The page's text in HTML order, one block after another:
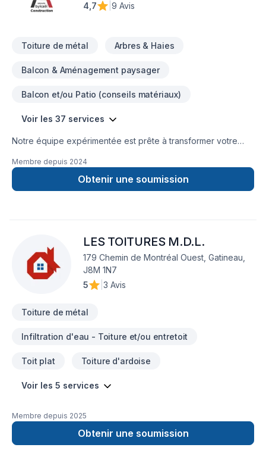
4,7
9 Avis
Toiture de métal Arbres & Haies
Balcon & Aménagement paysager
Balcon et/ou Patio (conseils matériaux)
Voir les 37 services
Notre équipe expérimentée est prête à transformer votre
contactant dès aujourd’hui. Nous sommes fiers d’offrir des
services de haute qualité, utilisant les meilleurs matériaux et
techniques, pour garantir votre satisfaction. Profitez de notre
!Google ⭐️⭐️⭐️⭐️⭐️ (63) reviews
Membre depuis 2024
Obtenir une soumission
LES TOITURES M.D.L.
179 Chemin de Montréal Ouest, Gatineau,
J8M 1N7
5
3 Avis
Toiture de métal
Infiltration d'eau - Toiture et/ou entretoit
Toit plat Toiture d'ardoise
Voir les 5 services
Membre depuis 2025
Obtenir une soumission